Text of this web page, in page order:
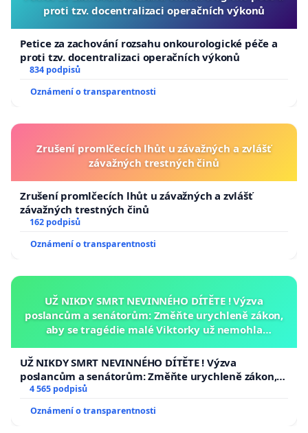
proti tzv. docentralizaci operačních výkonů
Petice za zachování rozsahu onkourologické péče a
proti tzv. docentralizaci operačních výkonů
834 podpisů
Oznámení o transparentnosti
Zrušení promlčecích lhůt u závažných a zvlášť
závažných trestných činů
Zrušení promlčecích lhůt u závažných a zvlášť
závažných trestných činů
162 podpisů
Oznámení o transparentnosti
UŽ NIKDY SMRT NEVINNÉHO DÍTĚTE ! Výzva
poslancům a senátorům: Změňte urychleně zákon,
aby se tragédie malé Viktorky už nemohla
UŽ NIKDY SMRT NEVINNÉHO DÍTĚTE ! Výzva
poslancům a senátorům: Změňte urychleně zákon,
aby se tragédie malé Viktorky už nemohla opakovat!
4 565 podpisů
Oznámení o transparentnosti